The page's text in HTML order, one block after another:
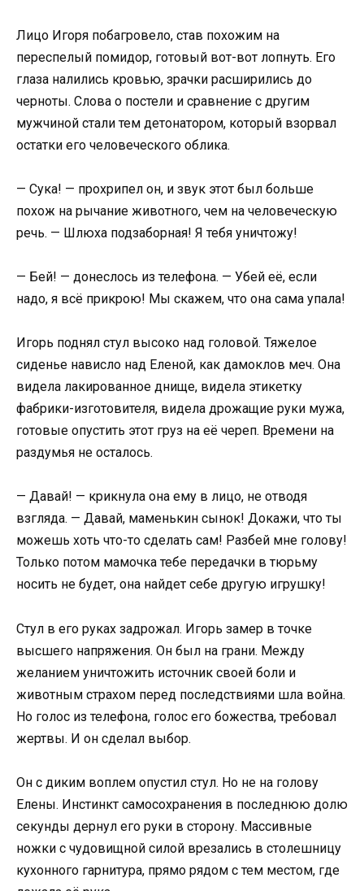
Лицо Игоря побагровело, став похожим на
переспелый помидор, готовый вот-вот лопнуть. Его
глаза налились кровью, зрачки расширились до
черноты. Слова о постели и сравнение с другим
мужчиной стали тем детонатором, который взорвал
остатки его человеческого облика.
— Сука! — прохрипел он, и звук этот был больше
похож на рычание животного, чем на человеческую
речь. — Шлюха подзаборная! Я тебя уничтожу!
— Бей! — донеслось из телефона. — Убей её, если
надо, я всё прикрою! Мы скажем, что она сама упала!
Игорь поднял стул высоко над головой. Тяжелое
сиденье нависло над Еленой, как дамоклов меч. Она
видела лакированное днище, видела этикетку
фабрики-изготовителя, видела дрожащие руки мужа,
готовые опустить этот груз на её череп. Времени на
раздумья не осталось.
— Давай! — крикнула она ему в лицо, не отводя
взгляда. — Давай, маменькин сынок! Докажи, что ты
можешь хоть что-то сделать сам! Разбей мне голову!
Только потом мамочка тебе передачки в тюрьму
носить не будет, она найдет себе другую игрушку!
Стул в его руках задрожал. Игорь замер в точке
высшего напряжения. Он был на грани. Между
желанием уничтожить источник своей боли и
животным страхом перед последствиями шла война.
Но голос из телефона, голос его божества, требовал
жертвы. И он сделал выбор.
Он с диким воплем опустил стул. Но не на голову
Елены. Инстинкт самосохранения в последнюю долю
секунды дернул его руки в сторону. Массивные
ножки с чудовищной силой врезались в столешницу
кухонного гарнитура, прямо рядом с тем местом, где